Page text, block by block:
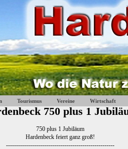
Tourismus Vereine Wirtschaft
750 plus 1
750 plus 1 Jubiläum
Hardenbeck feiert ganz groß!
------------------------------------------------------